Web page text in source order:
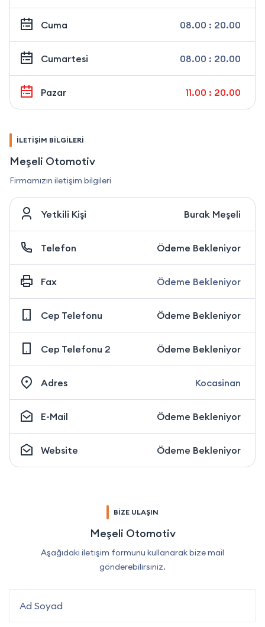
Cuma 08.00 : 20.00
Cumartesi 08.00 : 20.00
Pazar 11.00 : 20.00
İLETİŞİM BİLGİLERİ
Meşeli Otomotiv
Firmamızın iletişim bilgileri
Yetkili Kişi Burak Meşeli
Telefon Ödeme Bekleniyor
Fax Ödeme Bekleniyor
Cep Telefonu Ödeme Bekleniyor
Cep Telefonu 2 Ödeme Bekleniyor
Adres Kocasinan
E-Mail Ödeme Bekleniyor
Website Ödeme Bekleniyor
BİZE ULAŞIN
Meşeli Otomotiv
Aşağıdaki iletişim formunu kullanarak bize mail
gönderebilirsiniz.